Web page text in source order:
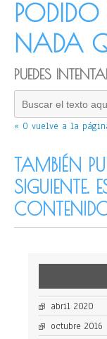
NADA
PUEDES
« O vuelve a la
TAMBIÉN
SIGUIENTE.
abril 2020
octubre 2016